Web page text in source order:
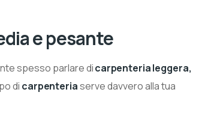
e pesante
spesso parlare dicarpenteria leggera,
di carpenteriaserve davvero alla tua